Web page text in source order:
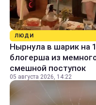
ЛЮДИ
Нырнула в шарик на
блогерша из
смешной поступок
05 августа 2026, 14:22